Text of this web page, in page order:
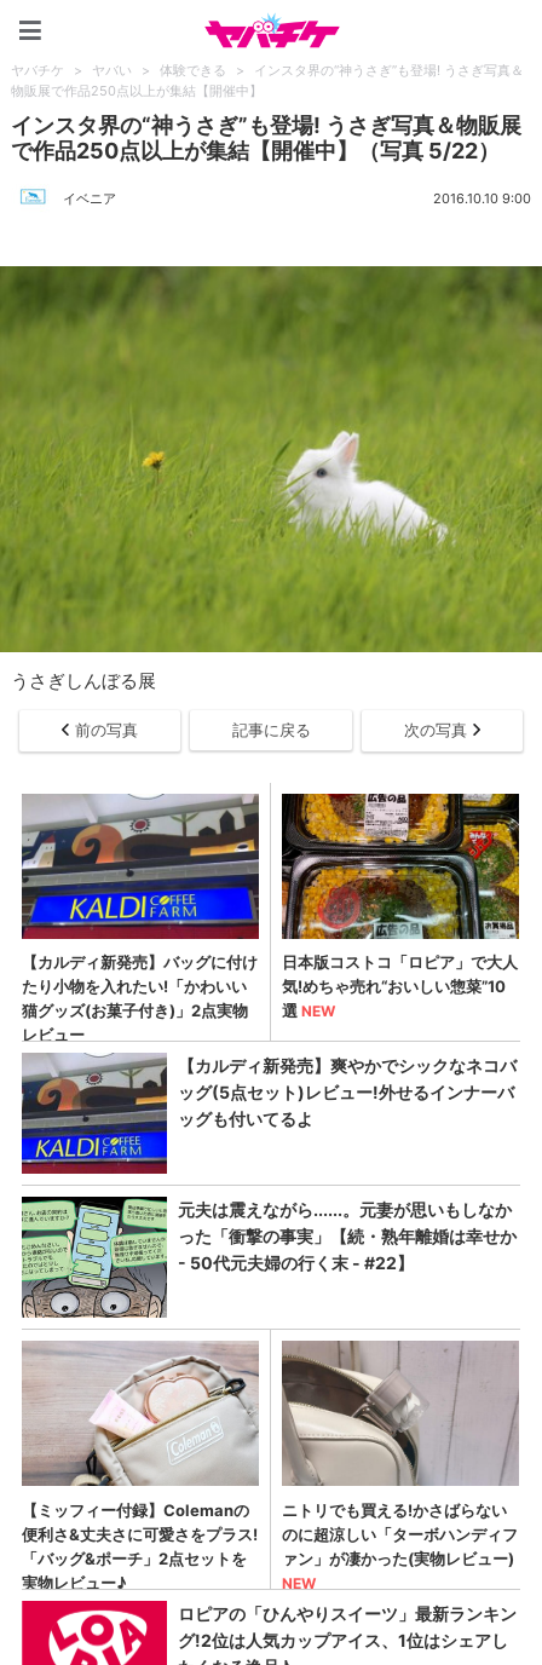
ヤバチケ > ヤバい > 体験できる >
インスタ界の“神うさぎ”も登場! うさぎ写真＆
物販展で作品250点以上が集結【開催中】
インスタ界の“神うさぎ”も登場! うさぎ写真＆物販展
で作品250点以上が集結【開催中】（写真 5/22）
イベニア 2016.10.10 9:00
うさぎしんぼる展
前の写真 記事に戻る 次の写真